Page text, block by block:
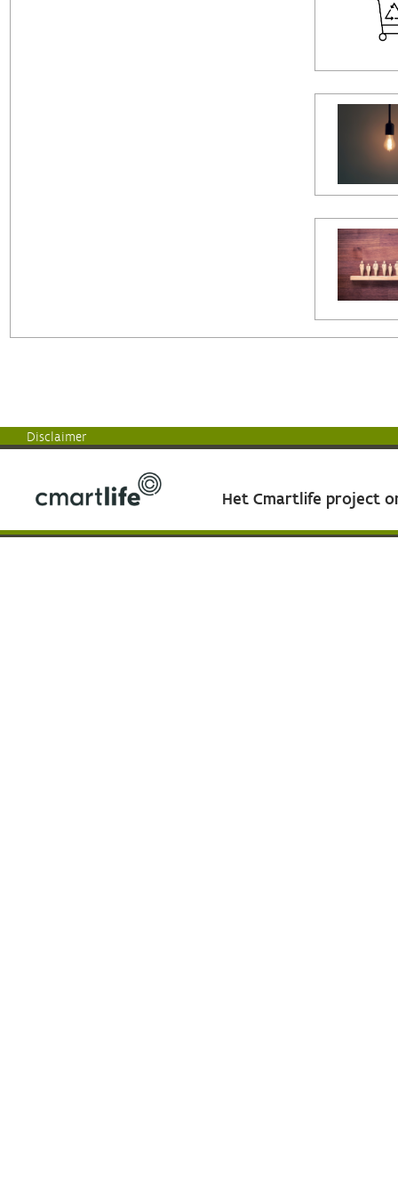
Disclaimer
Het Cmartlife project